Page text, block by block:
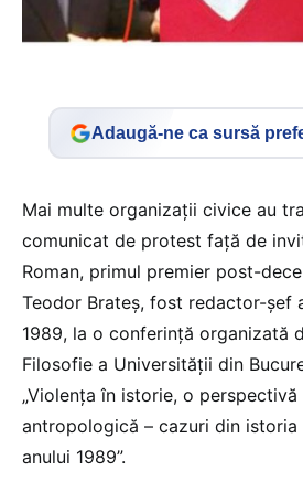
Adaugă-ne ca sursă
Mai multe organizații civice au
comunicat de protest față de
Roman, primul premier post-
Teodor Brateș, fost redactor-șef
1989, la o conferință organizată
Filosofie a Universității din
„Violența în istorie, o perspectivă
antropologică – cazuri din istoria
anului 1989”.